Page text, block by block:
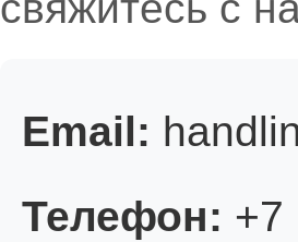
Email:
Телефон: +7